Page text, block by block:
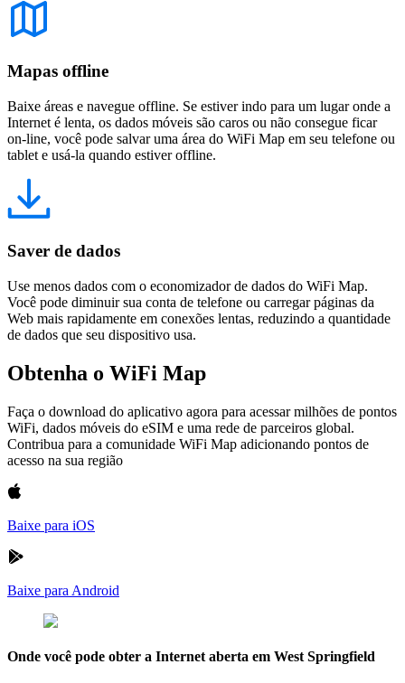
Mapas offline
Baixe áreas e navegue offline. Se estiver indo para um lugar onde a
Internet é lenta, os dados móveis são caros ou não consegue ficar
on-line, você pode salvar uma área do WiFi Map em seu telefone ou
tablet e usá-la quando estiver offline.
Saver de dados
Use menos dados com o economizador de dados do WiFi Map.
Você pode diminuir sua conta de telefone ou carregar páginas da
Web mais rapidamente em conexões lentas, reduzindo a quantidade
de dados que seu dispositivo usa.
Obtenha o WiFi Map
Faça o download do aplicativo agora para acessar milhões de pontos
WiFi, dados móveis do eSIM e uma rede de parceiros global.
Contribua para a comunidade WiFi Map adicionando pontos de
acesso na sua região
Baixe para iOS
Baixe para Android
Onde você pode obter a Internet aberta em West Springfield